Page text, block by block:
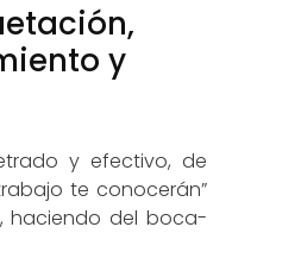
y
y efectivo, de
te conocerán”
, haciendo del boca-